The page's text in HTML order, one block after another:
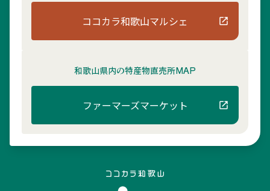
ココカラ和歌山マルシェ
和歌山県内の特産物直売所MAP
ファーマーズマーケット